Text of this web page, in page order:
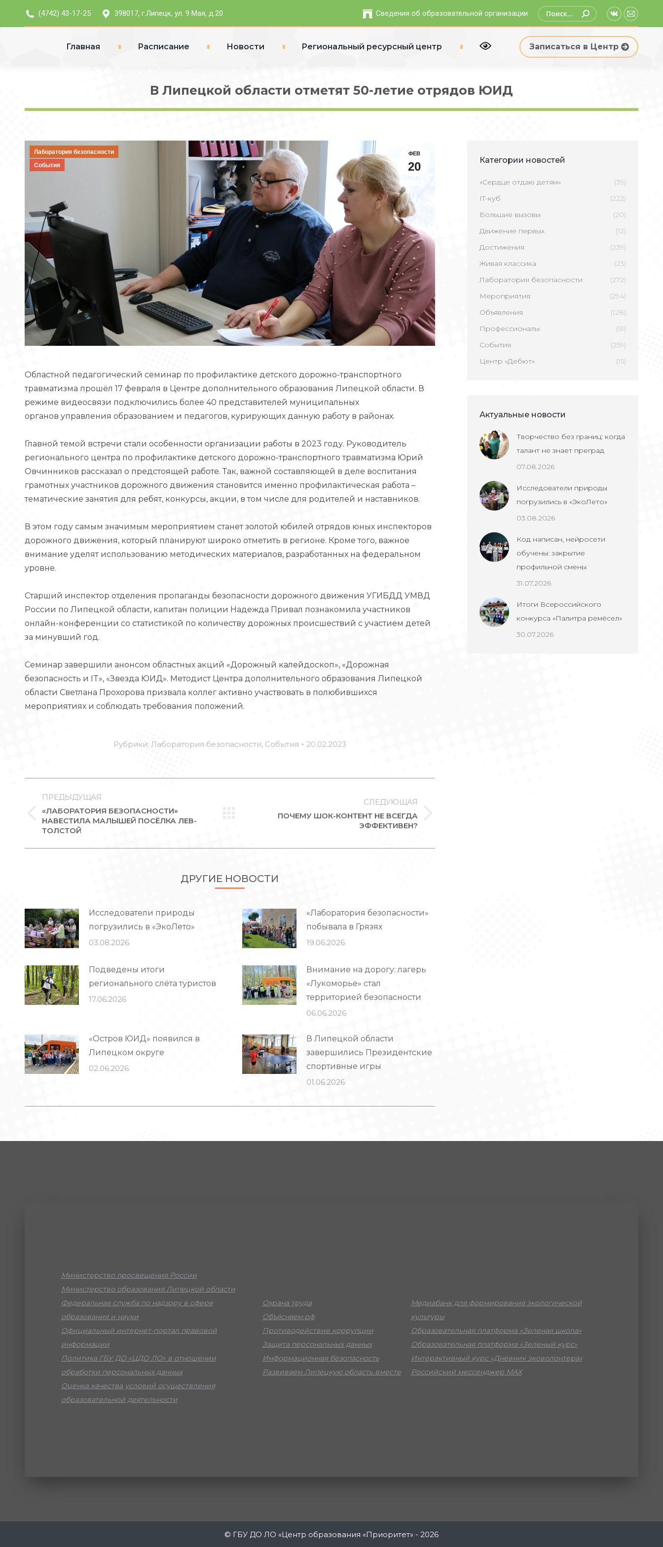
(4742) 43-17-25 398017, г.Липецк, ул. 9 Мая, д.20 Сведения об образовательной организации Поиск:
Страница
Вконтакте
Email
Главная Расписание Новости Региональный ресурсный центр Записаться в Центр
В Липецкой области отметят 50-летие отрядов ЮИД
ФЕВ
20
Лаборатория безопасности
События
Областной педагогический семинар по профилактике детского дорожно-транспортного
травматизма прошёл 17 февраля в Центре дополнительного образования Липецкой области. В
режиме видеосвязи подключились более 40 представителей муниципальных
органов управления образованием и педагогов, курирующих данную работу в районах.
Главной темой встречи стали особенности организации работы в 2023 году. Руководитель
регионального центра по профилактике детского дорожно-транспортного травматизма Юрий
Овчинников рассказал о предстоящей работе. Так, важной составляющей в деле воспитания
грамотных участников дорожного движения становится именно профилактическая работа –
тематические занятия для ребят, конкурсы, акции, в том числе для родителей и наставников.
В этом году самым значимым мероприятием станет золотой юбилей отрядов юных инспекторов
дорожного движения, который планируют широко отметить в регионе. Кроме того, важное
внимание уделят использованию методических материалов, разработанных на федеральном
уровне.
Старший инспектор отделения пропаганды безопасности дорожного движения УГИБДД УМВД
России по Липецкой области, капитан полиции Надежда Привал познакомила участников
онлайн-конференции со статистикой по количеству дорожных происшествий с участием детей
за минувший год.
Семинар завершили анонсом областных акций «Дорожный калейдоскоп», «Дорожная
безопасность и IT», «Звезда ЮИД». Методист Центра дополнительного образования Липецкой
области Светлана Прохорова призвала коллег активно участвовать в полюбившихся
мероприятиях и соблюдать требования положений.
Рубрики: Лаборатория безопасности, События 20.02.2023
ПО
ЗАПИСЯМ
ПРЕДЫДУЩАЯ
Предыдущая
запись:
«ЛАБОРАТОРИЯ БЕЗОПАСНОСТИ»
НАВЕСТИЛА МАЛЫШЕЙ ПОСЁЛКА ЛЕВ-
ТОЛСТОЙ
СЛЕДУЮЩАЯ
СледующаяПОЧЕМУ ШОК-КОНТЕНТ НЕ ВСЕГДА
ЭФФЕКТИВЕН?
ДРУГИЕ НОВОСТИ
Исследователи природы
погрузились в «ЭкоЛето»
03.08.2026
«Лаборатория безопасности»
побывала в Грязях
19.06.2026
Подведены итоги
регионального слёта туристов
17.06.2026
Внимание на дорогу: лагерь
«Лукоморье» стал
территорией безопасности
06.06.2026
«Остров ЮИД» появился в
Липецком округе
02.06.2026
В Липецкой области
завершились Президентские
спортивные игры
01.06.2026
Категории новостей
«Сердце отдаю детям»
(39)
IT-куб
(222)
Большие вызовы
(20)
Движение первых
(12)
Достижения
(239)
Живая классика
(23)
Лаборатория безопасности
(272)
Мероприятия
(294)
Объявления
(128)
Профессионалы
(51)
События
(259)
Центр «Дебют»
(15)
Актуальные новости
Творчество без границ: когда
талант не знает преград
07.08.2026
Исследователи природы
погрузились в «ЭкоЛето»
03.08.2026
Код написан, нейросети
обучены: закрытие
профильной смены
31.07.2026
Итоги Всероссийского
конкурса «Палитра ремёсел»
30.07.2026
Министерство просвещения России
Министерство образования Липецкой области
Федеральная служба по надзору в сфере
образования и науки
Официальный интернет-портал правовой
информации
Политика ГБУ ДО «ЦДО ЛО» в отношении
обработки персональных данных
Оценка качества условий осуществления
образовательной деятельности
Охрана труда
Объясняем.рф
Противодействие коррупции
Защита персональных данных
Информационная безопасность
Развиваем Липецкую область вместе
Медиабанк для формирования экологической
культуры
Образовательная платформа «Зеленая школа»
Образовательная платформа «Зеленый курс»
Интерактивный курс «Дневник эковолонтера»
Российский мессенджер МАХ
© ГБУ ДО ЛО «Центр образования «Приоритет» - 2026